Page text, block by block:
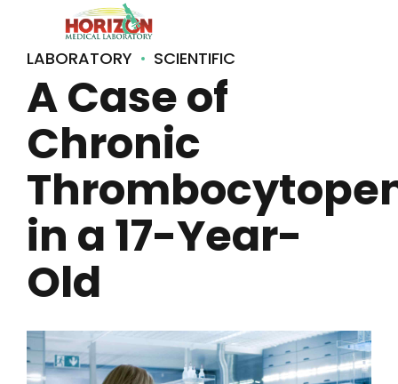
LABORATORY SCIENTIFIC
A Case of
Chronic
in a 17-Year-
Old